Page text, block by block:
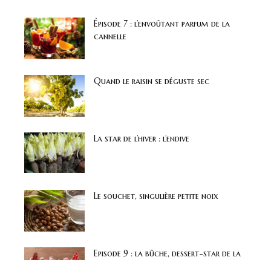
Épisode 7 : l’envoûtant parfum de la
cannelle
Quand le raisin se déguste sec
La star de l’hiver : l’endive
Le souchet, singulière petite noix
Episode 9 : la bûche, dessert-star de la